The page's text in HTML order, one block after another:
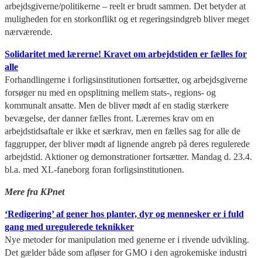
arbejdsgiverne/politikerne – reelt er brudt sammen. Det betyder at
muligheden for en storkonflikt og et regeringsindgreb bliver meget
nærværende.
Solidaritet med lærerne! Kravet om arbejdstiden er fælles for
alle
Forhandlingerne i forligsinstitutionen fortsætter, og arbejdsgiverne
forsøger nu med en opsplitning mellem stats-, regions- og
kommunalt ansatte. Men de bliver mødt af en stadig stærkere
bevægelse, der danner fælles front. Lærernes krav om en
arbejdstidsaftale er ikke et særkrav, men en fælles sag for alle de
faggrupper, der bliver mødt af lignende angreb på deres regulerede
arbejdstid. Aktioner og demonstrationer fortsætter. Mandag d. 23.4.
bl.a. med XL-faneborg foran forligsinstitutionen.
Mere fra KPnet
‘Redigering’ af gener hos planter, dyr og mennesker er i fuld
gang med uregulerede teknikker
Nye metoder for manipulation med generne er i rivende udvikling.
Det gælder både som afløser for GMO i den agrokemiske industri